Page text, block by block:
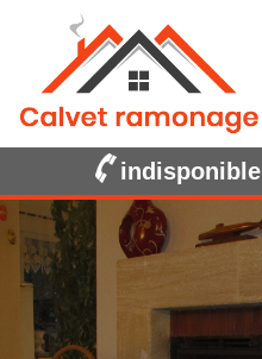
indisponible